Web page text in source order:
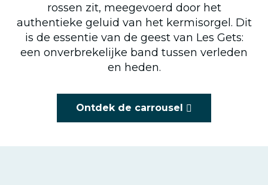
rossen zit, meegevoerd door het
authentieke geluid van het kermisorgel. Dit
is de essentie van de geest van Les Gets:
een onverbrekelijke band tussen verleden
en heden.
Ontdek de carrousel